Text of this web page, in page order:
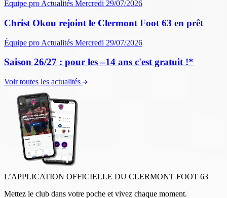
Équipe pro Actualités Mercredi 29/07/2026
Christ Okou rejoint le Clermont Foot 63 en prêt
Équipe pro Actualités Mercredi 29/07/2026
Saison 26/27 : pour les –14 ans c'est gratuit !*
Voir toutes les actualités
L’APPLICATION OFFICIELLE DU CLERMONT FOOT 63
Mettez le club dans votre poche et vivez chaque moment.